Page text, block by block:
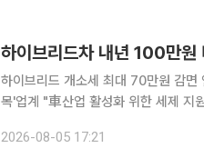
하이브리드차 내년 100만원
하이브리드 개소세 최대 70만원 감
목'업계 "車산업 활성화 위한 세제 지원 필요" 국내 자동차 시장의 판매를 떠받치
내수 판매가 부진한 가운데 하이브리
2026-08-05 17:21